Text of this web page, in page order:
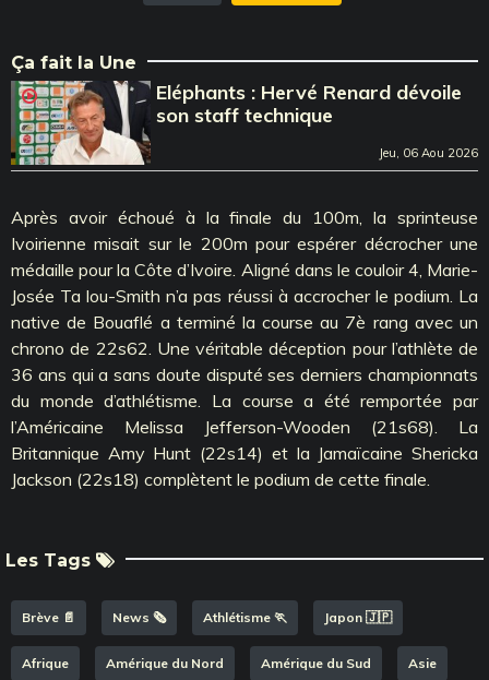
Ça fait la Une
Eléphants : Hervé Renard dévoile
son staff technique
Jeu, 06 Aou 2026
Après avoir échoué à la finale du 100m, la sprinteuse
Ivoirienne misait sur le 200m pour espérer décrocher une
médaille pour la Côte d’Ivoire. Aligné dans le couloir 4, Marie-
Josée Ta lou-Smith n’a pas réussi à accrocher le podium. La
native de Bouaflé a terminé la course au 7è rang avec un
chrono de 22s62. Une véritable déception pour l’athlète de
36 ans qui a sans doute disputé ses derniers championnats
du monde d’athlétisme. La course a été remportée par
l’Américaine Melissa Jefferson-Wooden (21s68). La
Britannique Amy Hunt (22s14) et la Jamaïcaine Shericka
Jackson (22s18) complètent le podium de cette finale.
Les Tags
Brève 📄 News 🗞️ Athlétisme 🏃 Japon 🇯🇵
Afrique Amérique du Nord Amérique du Sud Asie